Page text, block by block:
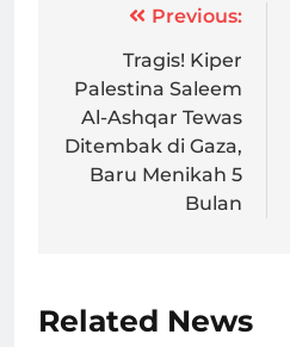
navigation
Previous:
Tragis! Kiper
Palestina Saleem
Al-Ashqar Tewas
Ditembak di Gaza,
Baru Menikah 5
Bulan
Related News